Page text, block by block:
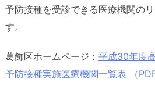
予防接種を受診できる医療機関の
す。
葛飾区ホームページ： 平成30年度
予防接種実施医療機関一覧表 （PDF